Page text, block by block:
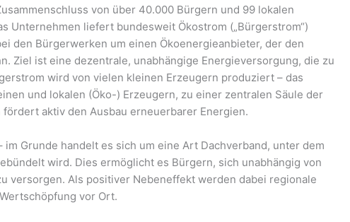
von über 40.000 Bürgern und 99 lokalen
Unternehmen liefert bundesweit Ökostrom („Bürgerstrom“)
den Bürgerwerken um einen Ökoenergieanbieter, der den
Ziel ist eine dezentrale, unabhängige Energieversorgung, die zu
wird von vielen kleinen Erzeugern produziert – das
und lokalen (Öko-) Erzeugern, zu einer zentralen Säule der
aktiv den Ausbau erneuerbarer Energien.
Grunde handelt es sich um eine Art Dachverband, unter dem
wird. Dies ermöglicht es Bürgern, sich unabhängig von
versorgen. Als positiver Nebeneffekt werden dabei regionale
vor Ort.